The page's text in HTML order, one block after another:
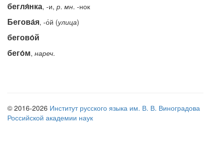
бегля́нка, -и, р. мн. -нок
Бегова́я, -о́й (улица)
бегово́й
бего́м, нареч.
© 2016-2026 Институт русского языка им. В. В. Виноградова
Российской академии наук